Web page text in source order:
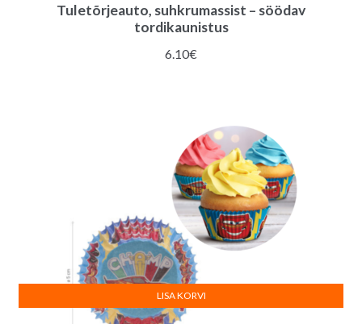
Tuletõrjeauto, suhkrumassist – söödav
tordikaunistus
6.10€
LISA KORVI